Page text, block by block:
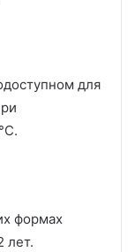
для
формах
лет.